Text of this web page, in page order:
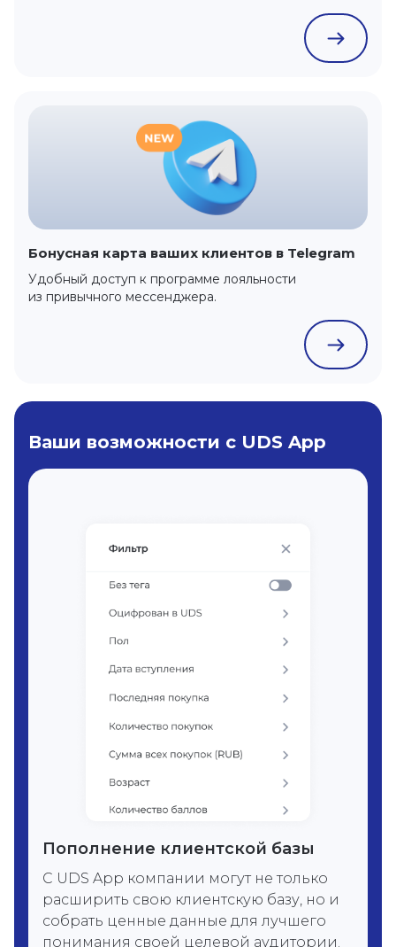
Бонусная карта ваших клиентов в Telegram
Удобный доступ к программе лояльности
из привычного мессенджера.
Ваши возможности с UDS App
Пополнение клиентской базы
С UDS App компании могут не только
расширить свою клиентскую базу, но и
собрать ценные данные для лучшего
понимания своей целевой аудитории.